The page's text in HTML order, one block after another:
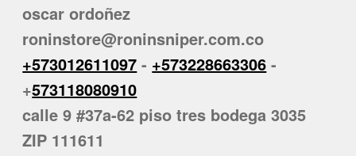
oscar ordoñez
roninstore@roninsniper.com.co
+573012611097 - +573228663306 -
+573118080910
calle 9 #37a-62 piso tres bodega 3035
ZIP 111611